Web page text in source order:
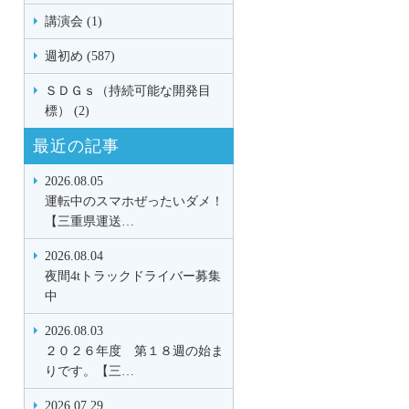
講演会 (1)
週初め (587)
ＳＤＧｓ（持続可能な開発目
標） (2)
最近の記事
2026.08.05
運転中のスマホぜったいダメ！
【三重県運送…
2026.08.04
夜間4tトラックドライバー募集
中
2026.08.03
２０２６年度 第１８週の始ま
りです。【三…
2026.07.29